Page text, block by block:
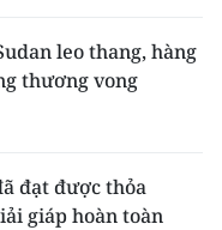
leo thang, hàng
thương vong
đạt được thỏa
giáp hoàn toàn